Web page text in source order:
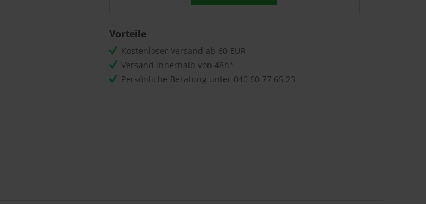
Vorteile
Kostenloser Versand ab 60 EUR
Versand innerhalb von 48h*
Persönliche Beratung unter 040 60 77 65 23